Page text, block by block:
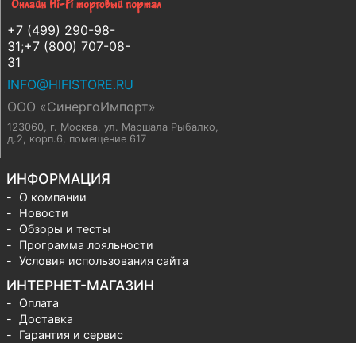
+7 (499) 290-98-
31;+7 (800) 707-08-
31
INFO@HIFISTORE.RU
ООО «СинергоИмпорт»
123060, г. Москва, ул. Маршала Рыбалко,
д.2, корп.6, помещение 617
ИНФОРМАЦИЯ
О компании
Новости
Обзоры и тесты
Программа лояльности
Условия использования сайта
ИНТЕРНЕТ-МАГАЗИН
Оплата
Доставка
Гарантия и сервис